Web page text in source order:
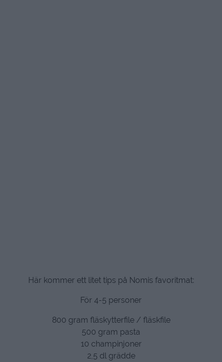
Här kommer ett litet tips på Nomis favoritmat:
För 4-5 personer
800 gram fläskytterfile / fläskfile
500 gram pasta
10 champinjoner
2,5 dl grädde